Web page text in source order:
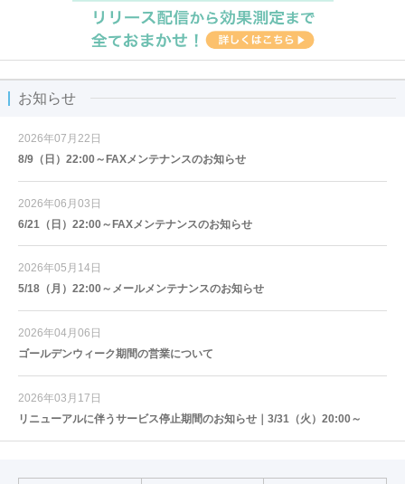
お知らせ
2026年07月22日
8/9（日）22:00～FAXメンテナンスのお知らせ
2026年06月03日
6/21（日）22:00～FAXメンテナンスのお知らせ
2026年05月14日
5/18（月）22:00～メールメンテナンスのお知らせ
2026年04月06日
ゴールデンウィーク期間の営業について
2026年03月17日
リニューアルに伴うサービス停止期間のお知らせ｜3/31（火）20:00～